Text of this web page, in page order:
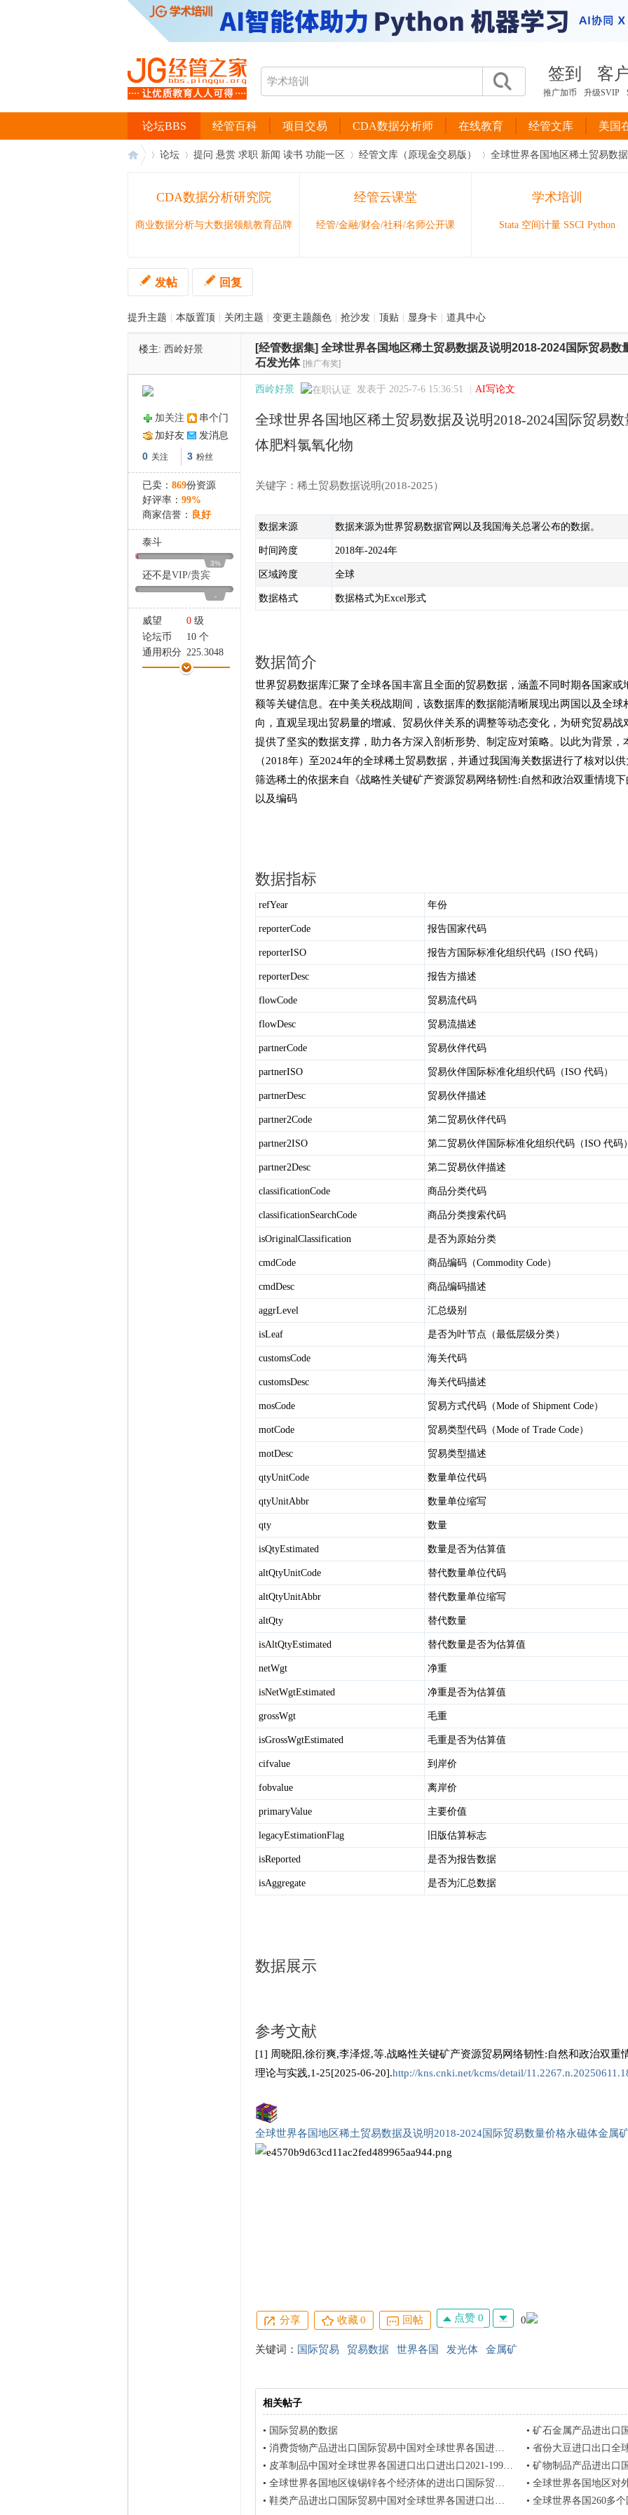
签到 客
推广加币 升级SVIP
经管百科 项目交易 CDA数据分析师 在线教育 经管文库 美国
论坛BBS
论坛 提问 悬赏 求职 新闻 读书 功能一区 经管文库（原现金交易版） 全球世界各国地区稀土贸易数
CDA数据分析研究院
商业数据分析与大数据领航教育品牌
经管云课堂
经管/金融/财会/社科/名师公开课
学术培训
Stata 空间计量 SSCI Python
发帖 回复
提升主题 本版置顶 关闭主题 变更主题颜色 抢沙发 顶贴 显身卡 道具中心
楼主: 西岭好景 [经管数据集] 全球世界各国地区稀土贸易数据及说明2018-2024国际贸易数
石发光体 [推广有奖]
加关注
串个门
加好友
发消息
0 关注 3 粉丝
已卖： 869份资源
好评率： 99%
商家信誉： 良好
泰斗
3%
还不是VIP/贵宾
-
威望 0 级
论坛币
10 个
通用积分 225.3048
学术水平
0 点
西岭好景 发表于 2025-7-6 15:36:51 AI写论文
全球世界各国地区稀土贸易数据及说明2018-2024国际贸易
体肥料氯氧化物
关键字：稀土贸易数据说明(2018-2025）
数据来源 数据来源为世界贸易数据官网以及我国海关总署公布的数据。
时间跨度 2018年-2024年
区域跨度 全球
数据格式 数据格式为Excel形式
数据简介
世界贸易数据库汇聚了全球各国丰富且全面的贸易数据，涵盖不同时期各国家
额等关键信息。在中美关税战期间，该数据库的数据能清晰展现出两国以及全
向，直观呈现出贸易量的增减、贸易伙伴关系的调整等动态变化，为研究贸易
提供了坚实的数据支撑，助力各方深入剖析形势、制定应对策略。以此为背景
（2018年）至2024年的全球稀土贸易数据，并通过我国海关数据进行了核对以
筛选稀土的依据来自《战略性关键矿产资源贸易网络韧性:自然和政治双重情境
以及编码
数据指标
refYear 年份
reporterCode 报告国家代码
reporterISO 报告方国际标准化组织代码（ISO 代码）
reporterDesc 报告方描述
flowCode 贸易流代码
flowDesc 贸易流描述
partnerCode 贸易伙伴代码
partnerISO 贸易伙伴国际标准化组织代码（ISO 代码）
partnerDesc 贸易伙伴描述
partner2Code 第二贸易伙伴代码
partner2ISO 第二贸易伙伴国际标准化组织代码（ISO 代码
partner2Desc 第二贸易伙伴描述
classificationCode 商品分类代码
classificationSearchCode 商品分类搜索代码
isOriginalClassification 是否为原始分类
cmdCode 商品编码（Commodity Code）
cmdDesc 商品编码描述
aggrLevel 汇总级别
isLeaf 是否为叶节点（最低层级分类）
customsCode 海关代码
customsDesc 海关代码描述
mosCode 贸易方式代码（Mode of Shipment Code）
motCode 贸易类型代码（Mode of Trade Code）
motDesc 贸易类型描述
qtyUnitCode 数量单位代码
qtyUnitAbbr 数量单位缩写
qty 数量
isQtyEstimated 数量是否为估算值
altQtyUnitCode 替代数量单位代码
altQtyUnitAbbr 替代数量单位缩写
altQty 替代数量
isAltQtyEstimated 替代数量是否为估算值
netWgt 净重
isNetWgtEstimated 净重是否为估算值
grossWgt 毛重
isGrossWgtEstimated 毛重是否为估算值
cifvalue 到岸价
fobvalue 离岸价
primaryValue 主要价值
legacyEstimationFlag 旧版估算标志
isReported 是否为报告数据
isAggregate 是否为汇总数据
数据展示
参考文献
[1] 周晓阳,徐衍爽,李泽煜,等.战略性关键矿产资源贸易网络韧性:自然和政治双重
理论与实践,1-25[2025-06-20].http://kns.cnki.net/kcms/detail/
全球世界各国地区稀土贸易数据及说明2018-2024国际贸易数量价格永磁体金属
分享 收藏0 回帖 点赞 0 0
关键词： 国际贸易 贸易数据 世界各国 发光体 金属矿
相关帖子
• 国际贸易的数据 • 矿石金属产品进出口国际贸易中国对
• 消费货物产品进出口国际贸易中国对全球世界各国进口出口加权平均关税AHS税率1992-2020 • 省份大豆进口出口全球世界各国地
• 皮革制品中国对全球世界各国进口出口进出口2021-1992国际贸易商品数据 • 矿物制品产品进出口国际贸易中国对
• 全球世界各国地区镍锡锌各个经济体的进出口国际贸易进口值出口值1995-2023 • 全球世界各国地区对外国
• 鞋类产品进出口国际贸易中国对全球世界各国进口出口加权平均关税AHS税率1992-2020 • 全球世界各国260多个国家和地区1960-2023 国际贸易